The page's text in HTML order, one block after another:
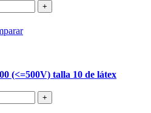
+
(<=500V) talla 10 de látex
+